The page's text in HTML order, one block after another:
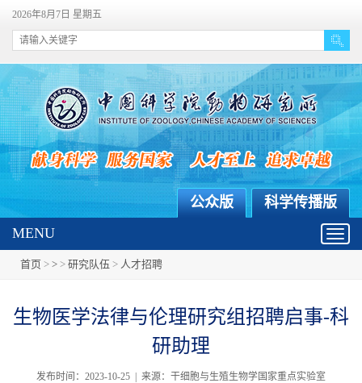
2026年8月7日 星期五
科学传播版
公众版
MENU
首页 > > > 研究队伍 > 人才招聘
生物医学法律与伦理研究组招聘启事-科
研助理
发布时间：2023-10-25 | 来源：干细胞与生殖生物学国家重点实验室